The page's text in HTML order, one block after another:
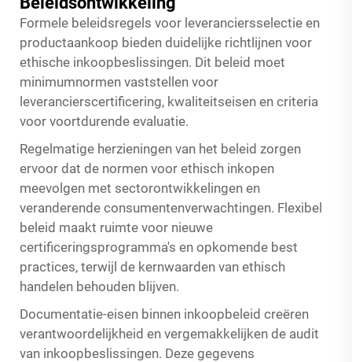
Formele beleidsregels voor leveranciersselectie en
productaankoop bieden duidelijke richtlijnen voor
ethische inkoopbeslissingen. Dit beleid moet
minimumnormen vaststellen voor
leverancierscertificering, kwaliteitseisen en criteria
voor voortdurende evaluatie.
Regelmatige herzieningen van het beleid zorgen
ervoor dat de normen voor ethisch inkopen
meevolgen met sectorontwikkelingen en
veranderende consumentenverwachtingen. Flexibel
beleid maakt ruimte voor nieuwe
certificeringsprogramma's en opkomende best
practices, terwijl de kernwaarden van ethisch
handelen behouden blijven.
Documentatie-eisen binnen inkoopbeleid creëren
verantwoordelijkheid en vergemakkelijken de audit
van inkoopbeslissingen. Deze gegevens